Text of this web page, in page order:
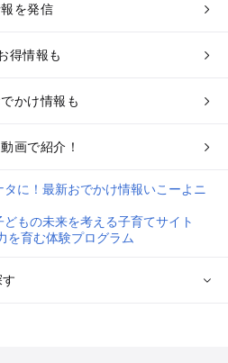
を発信
得情報も
かけ情報も
画で紹介！